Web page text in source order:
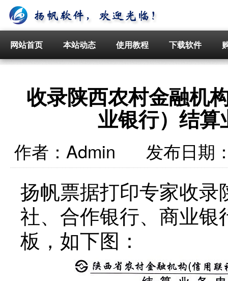
网站首页 本站动态 使用教程 下载软件
收录陕西农村金融机
业银行）结
作者： Admin 发布日期
扬帆票据打印专家收录
社、合作银行、商业
板，如下图：